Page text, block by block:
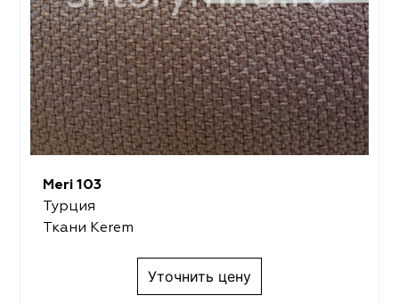
Meri 103
Турция
Ткани Kerem
Уточнить цену